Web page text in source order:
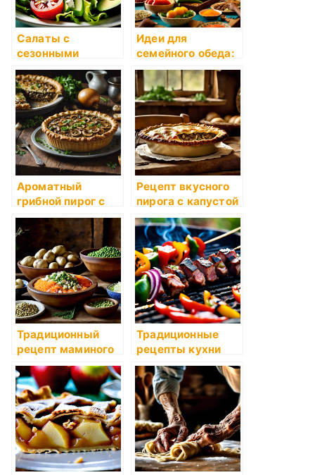
Салаты с
сезонными
овощами: сытные
и вкусные
варианты для
легкого ужина
Идеи для
семейного обеда:
приемы
приготовления
пищи для всей
семьи
Ароматный
грибной пирог с
луком и
петрушкой
Рецепт вкусного
пирога с капустой
и грибами
Традиционный
рецепт маминого
оливье
Традиционные
рецепты кухни
Кавказа: шашлык
и хачапури